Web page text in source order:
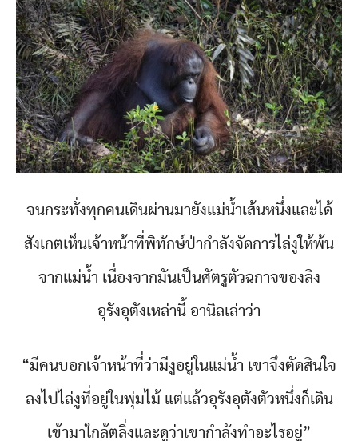
จนกระทั่งทุกคนเดินผ่านมายังแม่น้ำเส้นหนึ่งและได้
สังเกตเห็นเจ้าหน้าที่พิทักษ์ป่ากำลังจัดการไล่งูให้พ้น
จากแม่น้ำ เนื่องจากมันเป็นศัตรูตัวฉกาจของลิง
อุรังอุตังเหล่านี้ อานิลเล่าว่า
“มีคนบอกเจ้าหน้าที่ว่ามีงูอยู่ในแม่น้ำ เขาจึงตัดสินใจ
ลงไปไล่งูที่อยู่ในพุ่มไม้ แต่แล้วอุรังอุตังตัวหนึ่งก็เดิน
เข้ามาใกล้ตลิ่งและดูว่าเขากำลังทำอะไรอยู่”